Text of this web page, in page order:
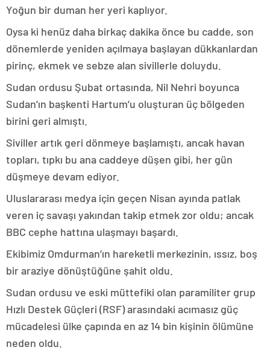
Yoğun bir duman her yeri kaplıyor.
Oysa ki henüz daha birkaç dakika önce bu cadde, son
dönemlerde yeniden açılmaya başlayan dükkanlardan
pirinç, ekmek ve sebze alan sivillerle doluydu.
Sudan ordusu Şubat ortasında, Nil Nehri boyunca
Sudan’ın başkenti Hartum’u oluşturan üç bölgeden
birini geri almıştı.
Siviller artık geri dönmeye başlamıştı, ancak havan
topları, tıpkı bu ana caddeye düşen gibi, her gün
düşmeye devam ediyor.
Uluslararası medya için geçen Nisan ayında patlak
veren iç savaşı yakından takip etmek zor oldu; ancak
BBC cephe hattına ulaşmayı başardı.
Ekibimiz Omdurman’ın hareketli merkezinin, ıssız, boş
bir araziye dönüştüğüne şahit oldu.
Sudan ordusu ve eski müttefiki olan paramiliter grup
Hızlı Destek Güçleri (RSF) arasındaki acımasız güç
mücadelesi ülke çapında en az 14 bin kişinin ölümüne
neden oldu.